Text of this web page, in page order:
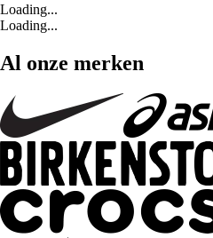
Loading...
Loading...
Al onze merken